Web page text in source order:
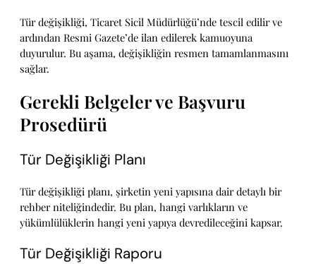
Tür değişikliği, Ticaret Sicil Müdürlüğü’nde tescil edilir ve
ardından Resmi Gazete’de ilan edilerek kamuoyuna
duyurulur. Bu aşama, değişikliğin resmen tamamlanmasını
sağlar.
Gerekli Belgeler ve Başvuru
Prosedürü
Tür Değişikliği Planı
Tür değişikliği planı, şirketin yeni yapısına dair detaylı bir
rehber niteliğindedir. Bu plan, hangi varlıkların ve
yükümlülüklerin hangi yeni yapıya devredileceğini kapsar.
Tür Değişikliği Raporu